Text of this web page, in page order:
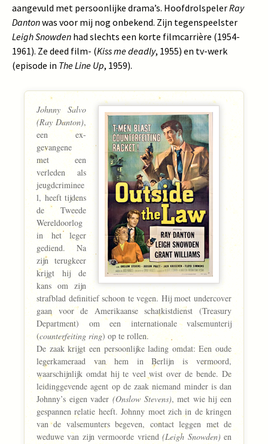
aangevuld met persoonlijke drama’s. HoofdrolspelerRay
Dantonwas voor mij nog onbekend. Zijn tegenspeelster
Leigh Snowden had slechts een korte filmcarrière (1954-
1961). Ze deed film- (Kiss me deadly, 1955) en tv-werk
(episode in The Line Up, 1959).
Johnny Salvo
(Ray Danton),
een ex-
gevangene
met een
verleden als
jeugdcriminee
l, heeft tijdens
de Tweede
Wereldoorlog
in het leger
gediend. Na
zijn terugkeer
krijgt hij de
kans om zijn
strafblad definitief schoon te vegen. Hij moet undercover
gaan voor de Amerikaanse schatkistdienst (Treasury
Department) om een internationale valsemunterij
(counterfeiting ring) op te rollen.
De zaak krijgt een persoonlijke lading omdat: Een oude
legerkameraad van hem in Berlijn is vermoord,
waarschijnlijk omdat hij te veel wist over de bende. De
leidinggevende agent op de zaak niemand minder is dan
Johnny’s eigen vader (Onslow Stevens), met wie hij een
gespannen relatie heeft. Johnny moet zich in de kringen
van de valsemunters begeven, contact leggen met de
weduwe van zijn vermoorde vriend(Leigh Snowden) en